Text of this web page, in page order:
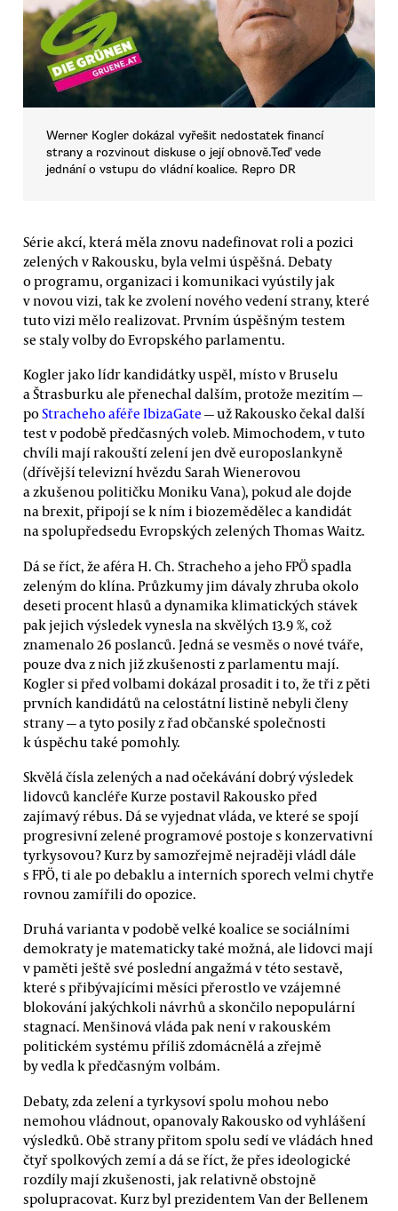
Werner Kogler dokázal vyřešit nedostatek financí
strany a rozvinout diskuse o její obnově.Teď vede
jednání o vstupu do vládní koalice. Repro DR
Série akcí, která měla znovu nadefinovat roli a pozici
zelených v Rakousku, byla velmi úspěšná. Debaty
o programu, organizaci i komunikaci vyústily jak
v novou vizi, tak ke zvolení nového vedení strany, které
tuto vizi mělo realizovat. Prvním úspěšným testem
se staly volby do Evropského parlamentu.
Kogler jako lídr kandidátky uspěl, místo v Bruselu
a Štrasburku ale přenechal dalším, protože mezitím —
poStracheho aféře IbizaGate — už Rakousko čekal další
test v podobě předčasných voleb. Mimochodem, v tuto
chvíli mají rakouští zelení jen dvě europoslankyně
(dřívější televizní hvězdu Sarah Wienerovou
a zkušenou političku Moniku Vana), pokud ale dojde
na brexit, připojí se k ním i biozemědělec a kandidát
na spolupředsedu Evropských zelených Thomas Waitz.
Dá se říct, že aféra H. Ch. Stracheho a jeho FPÖ spadla
zeleným do klína. Průzkumy jim dávaly zhruba okolo
deseti procent hlasů a dynamika klimatických stávek
pak jejich výsledek vynesla na skvělých 13.9 %, což
znamenalo 26 poslanců. Jedná se vesměs o nové tváře,
pouze dva z nich již zkušenosti z parlamentu mají.
Kogler si před volbami dokázal prosadit i to, že tři z pěti
prvních kandidátů na celostátní listině nebyli členy
strany — a tyto posily z řad občanské společnosti
k úspěchu také pomohly.
Skvělá čísla zelených a nad očekávání dobrý výsledek
lidovců kancléře Kurze postavil Rakousko před
zajímavý rébus. Dá se vyjednat vláda, ve které se spojí
progresivní zelené programové postoje s konzervativní
tyrkysovou? Kurz by samozřejmě nejraději vládl dále
s FPÖ, ti ale po debaklu a interních sporech velmi chytře
rovnou zamířili do opozice.
Druhá varianta v podobě velké koalice se sociálními
demokraty je matematicky také možná, ale lidovci mají
v paměti ještě své poslední angažmá v této sestavě,
které s přibývajícími měsíci přerostlo ve vzájemné
blokování jakýchkoli návrhů a skončilo nepopulární
stagnací. Menšinová vláda pak není v rakouském
politickém systému příliš zdomácnělá a zřejmě
by vedla k předčasným volbám.
Debaty, zda zelení a tyrkysoví spolu mohou nebo
nemohou vládnout, opanovaly Rakousko od vyhlášení
výsledků. Obě strany přitom spolu sedí ve vládách hned
čtyř spolkových zemí a dá se říct, že přes ideologické
rozdíly mají zkušenosti, jak relativně obstojně
spolupracovat. Kurz byl prezidentem Van der Bellenem